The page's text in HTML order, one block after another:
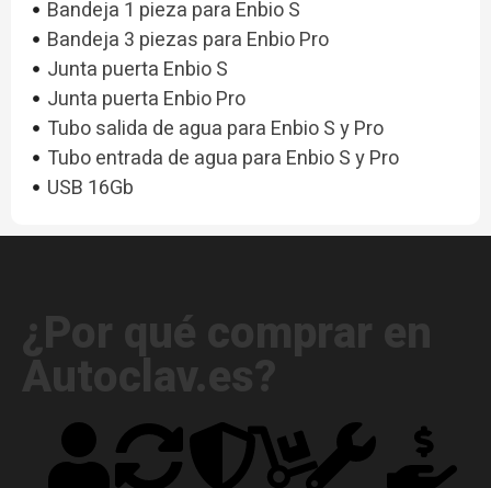
Bandeja 1 pieza para Enbio S
Bandeja 3 piezas para Enbio Pro
Junta puerta Enbio S
Junta puerta Enbio Pro
Tubo salida de agua para Enbio S y Pro
Tubo entrada de agua para Enbio S y Pro
USB 16Gb
¿Por qué comprar en
Autoclav.es?